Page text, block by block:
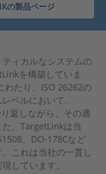
の製品ページ
ィカルなシステムの
を構築していま
わたり、ISO 26262の
ベルにおいて、
返しながら、その適
、TargetLinkは当
、DO-178Cなど
これは当社の一貫し
しています。